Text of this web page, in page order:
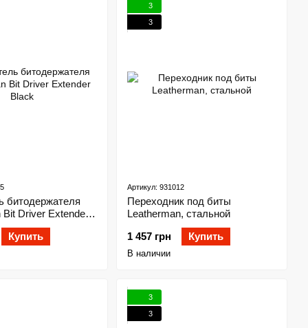
битодержателя
Bit Driver Extender
Купить
3
3
Артикул: 931012
Переходник под биты
Leatherman, стальной
1 457 грн
Купить
В наличии
3
3